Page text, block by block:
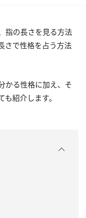
指の長さを見る方法
さで性格を占う方法
かる性格に加え、そ
紹介します。